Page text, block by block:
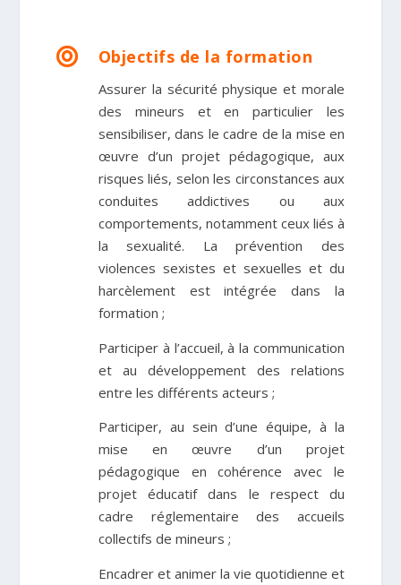
 Objectifs de la formation
Assurer la sécurité physique et morale
des mineurs et en particulier les
sensibiliser, dans le cadre de la mise en
œuvre d’un projet pédagogique, aux
risques liés, selon les circonstances aux
conduites addictives ou aux
comportements, notamment ceux liés à
la sexualité. La prévention des
violences sexistes et sexuelles et du
harcèlement est intégrée dans la
formation ;
Participer à l’accueil, à la communication
et au développement des relations
entre les différents acteurs ;
Participer, au sein d’une équipe, à la
mise en œuvre d’un projet
pédagogique en cohérence avec le
projet éducatif dans le respect du
cadre réglementaire des accueils
collectifs de mineurs ;
Encadrer et animer la vie quotidienne et